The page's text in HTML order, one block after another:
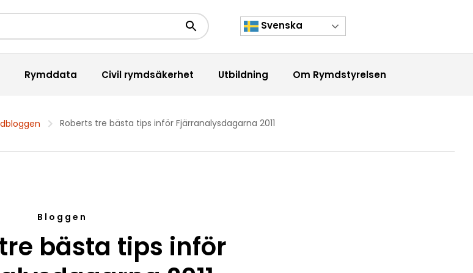
Sökknapp Svenska
Rymddata Civil rymdsäkerhet Utbildning Om Rymdstyrelsen
Roberts tre bästa tips inför Fjärranalysdagarna 2011
Bloggen
bästa tips inför